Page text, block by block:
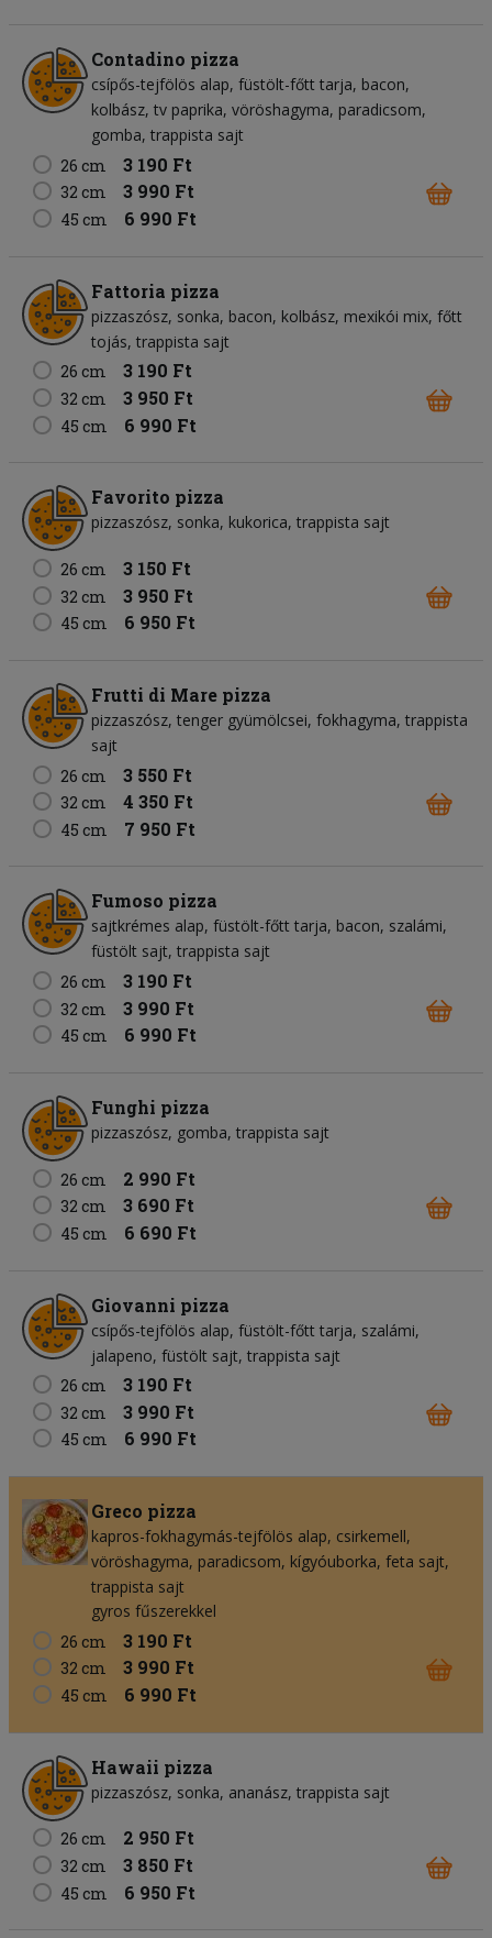
Contadino pizza
csípős-tejfölös alap füstölt-főtt tarja bacon
kolbász tv paprika vöröshagyma paradicsom
gomba trappista sajt
26 cm
3 190 Ft
32 cm 3 990 Ft
45 cm 6 990 Ft
Fattoria pizza
pizzaszósz sonka bacon kolbász mexikói mix főtt
tojás trappista sajt
26 cm
3 190 Ft
32 cm 3 950 Ft
45 cm 6 990 Ft
Favorito pizza
pizzaszósz sonka kukorica trappista sajt
26 cm 3 150 Ft
32 cm 3 950 Ft
45 cm 6 950 Ft
Frutti di Mare pizza
pizzaszósz tenger gyümölcsei fokhagyma trappista
sajt
26 cm
3 550 Ft
32 cm 4 350 Ft
45 cm 7 950 Ft
Fumoso pizza
sajtkrémes alap füstölt-főtt tarja bacon szalámi
füstölt sajt trappista sajt
26 cm
3 190 Ft
32 cm 3 990 Ft
45 cm 6 990 Ft
Funghi pizza
pizzaszósz gomba trappista sajt
26 cm 2 990 Ft
32 cm 3 690 Ft
45 cm 6 690 Ft
Giovanni pizza
csípős-tejfölös alap füstölt-főtt tarja szalámi
jalapeno füstölt sajt trappista sajt
26 cm
3 190 Ft
32 cm 3 990 Ft
45 cm 6 990 Ft
Greco pizza
kapros-fokhagymás-tejfölös alap csirkemell
vöröshagyma paradicsom kígyóuborka feta sajt
trappista sajt
gyros fűszerekkel
26 cm
3 190 Ft
32 cm 3 990 Ft
45 cm 6 990 Ft
Hawaii pizza
pizzaszósz sonka ananász trappista sajt
26 cm 2 950 Ft
32 cm 3 850 Ft
45 cm 6 950 Ft